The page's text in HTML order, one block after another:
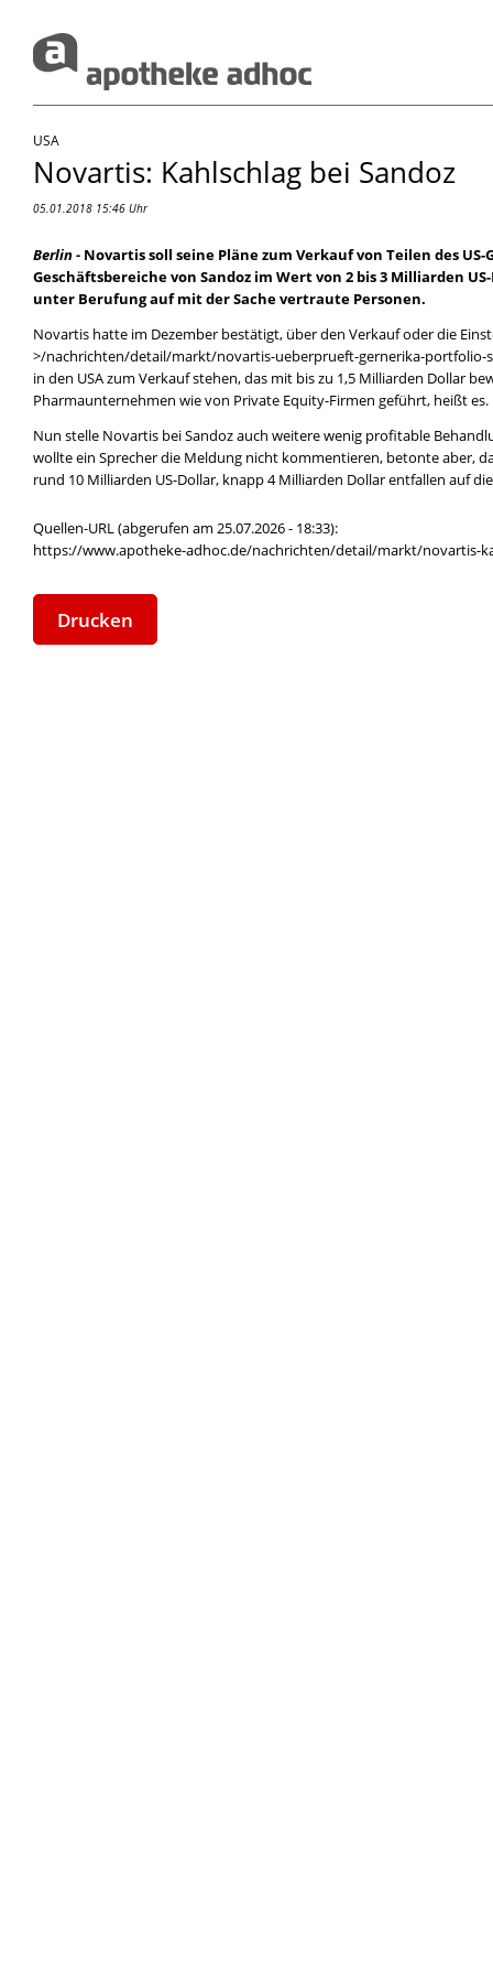
USA
Novartis: Kahlschlag bei Sandoz
05.01.2018 15:46 Uhr
Berlin - Novartis soll seine Pläne zum Verkauf von Teilen des
Geschäftsbereiche von Sandoz im Wert von 2 bis 3 Milliarden
unter Berufung auf mit der Sache vertraute Personen.
Novartis hatte im Dezember bestätigt, über den Verkauf oder die
in den USA zum Verkauf stehen, das mit bis zu 1,5 Milliarden Dollar
Pharmaunternehmen wie von Private Equity-Firmen geführt, heißt es.
Nun stelle Novartis bei Sandoz auch weitere wenig profitable
wollte ein Sprecher die Meldung nicht kommentieren, betonte aber,
rund 10 Milliarden US-Dollar, knapp 4 Milliarden Dollar entfallen auf die
Quellen-URL (abgerufen am 25.07.2026 - 18:33):
https://www.apotheke-adhoc.de/nachrichten/detail/markt/novartis-
Drucken